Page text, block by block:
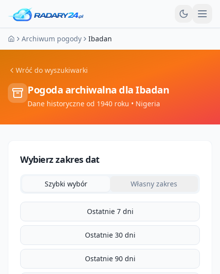
Strona główna
Archiwum pogody Ibadan
Wróć do wyszukiwarki
Pogoda archiwalna dlaIbadan
Dane historyczne od 1940 roku • Nigeria
Wybierz zakres dat
Szybki wybór Własny zakres
Ostatnie 7 dni
Ostatnie 30 dni
Ostatnie 90 dni